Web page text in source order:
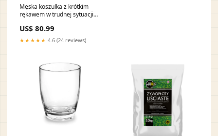
Męska koszulka z krótkim
rękawem w trudnej sytuacji
US$ 80.99
★★★★★ 4.6 (24 reviews)